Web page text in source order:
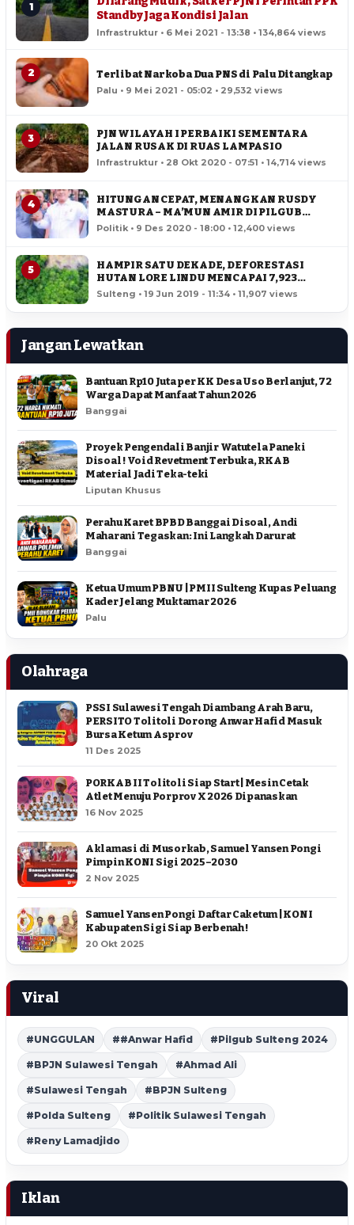
1
Standby Jaga Kondisi Jalan
Infrastruktur • 6 Mei 2021 - 13:38 • 134,864 views
2 Terlibat Narkoba Dua PNS di Palu Ditangkap
Palu • 9 Mei 2021 - 05:02 • 29,532 views
3
PJN WILAYAH I PERBAIKI SEMENTARA
JALAN RUSAK DI RUAS LAMPASIO
Infrastruktur • 28 Okt 2020 - 07:51 • 14,714 views
4
HITUNGAN CEPAT, MENANGKAN RUSDY
MASTURA – MA’MUN AMIR DI PILGUB
SULTENG
Politik • 9 Des 2020 - 18:00 • 12,400 views
5
HAMPIR SATU DEKADE, DEFORESTASI
HUTAN LORE LINDU MENCAPAI 7,923
HEKTAR
Sulteng • 19 Jun 2019 - 11:34 • 11,907 views
Jangan Lewatkan
Bantuan Rp10 Juta per KK Desa Uso Berlanjut, 72
Warga Dapat Manfaat Tahun 2026
Banggai
Proyek Pengendali Banjir Watutela Paneki
Disoal ! Void Revetment Terbuka, RKAB
Material Jadi Teka-teki
Liputan Khusus
Perahu Karet BPBD Banggai Disoal, Andi
Maharani Tegaskan: Ini Langkah Darurat
Banggai
Ketua Umum PBNU | PMII Sulteng Kupas Peluang
Kader Jelang Muktamar 2026
Palu
Olahraga
PSSI Sulawesi Tengah Diambang Arah Baru,
PERSITO Tolitoli Dorong Anwar Hafid Masuk
Bursa Ketum Asprov
11 Des 2025
PORKAB II Tolitoli Siap Start | Mesin Cetak
Atlet Menuju Porprov X 2026 Dipanaskan
16 Nov 2025
Aklamasi di Musorkab, Samuel Yansen Pongi
Pimpin KONI Sigi 2025–2030
2 Nov 2025
Samuel Yansen Pongi Daftar Caketum | KONI
Kabupaten Sigi Siap Berbenah !
20 Okt 2025
Viral
#UNGGULAN ##Anwar Hafid #Pilgub Sulteng 2024
#BPJN Sulawesi Tengah #Ahmad Ali
#Sulawesi Tengah #BPJN Sulteng
#Polda Sulteng #Politik Sulawesi Tengah
#Reny Lamadjido
Iklan